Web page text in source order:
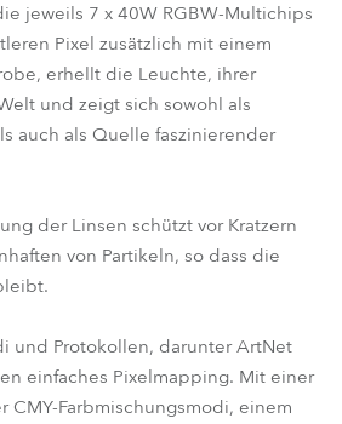
jeweils 7 x 40W RGBW-Multichips
Pixel zusätzlich mit einem
erhellt die Leuchte, ihrer
und zeigt sich sowohl als
auch als Quelle faszinierender
der Linsen schützt vor Kratzern
von Partikeln, so dass die
und Protokollen, darunter ArtNet
einfaches Pixelmapping. Mit einer
CMY-Farbmischungsmodi, einem